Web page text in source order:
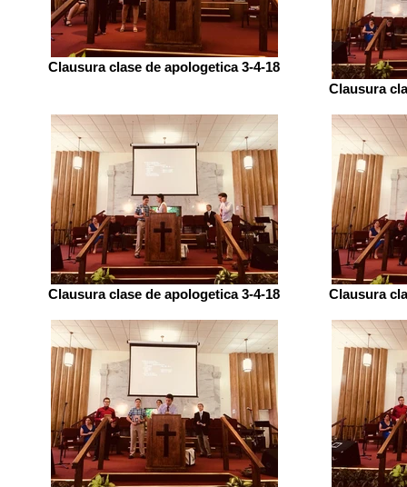
Clausura clase de apologetica 3-4-18
Clausura
Clausura clase de apologetica 3-4-18 Clausura